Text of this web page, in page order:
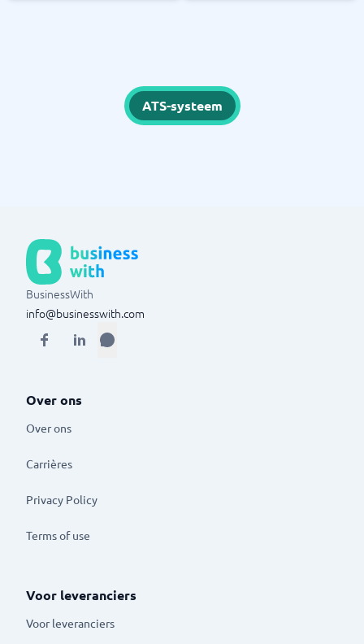
ATS-systeem
BusinessWith
info@businesswith.com
Over ons
Over ons
Carrières
Privacy Policy
Terms of use
Voor leveranciers
Voor leveranciers